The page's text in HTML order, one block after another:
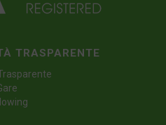
TRASPARENTE